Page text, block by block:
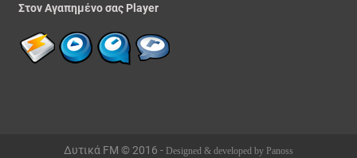
Στον Αγαπημένο σας Player
Δυτικά FM © 2016 - Designed & developed by Panoss